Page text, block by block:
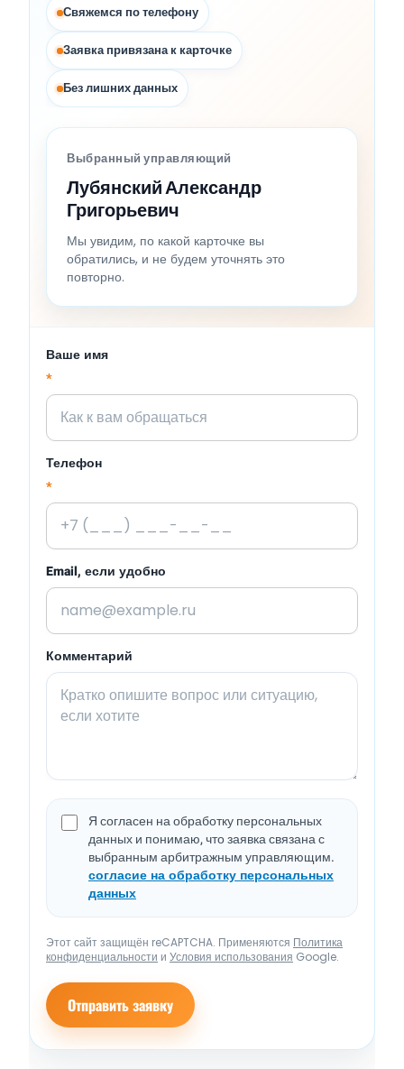
Свяжемся по телефону
Заявка привязана к карточке
Без лишних данных
Выбранный управляющий
Лубянский Александр
Григорьевич
Мы увидим, по какой карточке вы
обратились, и не будем уточнять это
повторно.
Ваше имя
*
Телефон
*
Email, если удобно
Комментарий
Я согласен на обработку персональных
данных и понимаю, что заявка связана с
выбранным арбитражным управляющим.
согласие на обработку персональных
данных
Этот сайт защищён reCAPTCHA. Применяются Политика
конфиденциальности и Условия использования Google.
Отправить заявку